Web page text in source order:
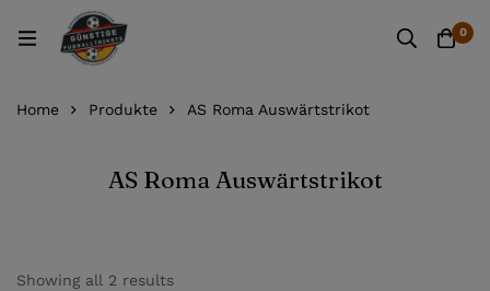
0
Home Produkte AS Roma Auswärtstrikot
AS Roma Auswärtstrikot
Showing all 2 results